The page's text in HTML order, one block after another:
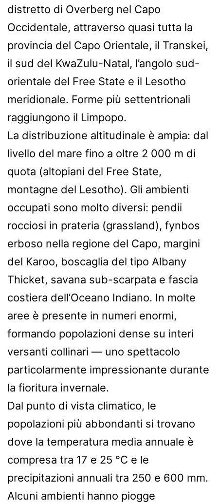
distretto di Overberg nel Capo
Occidentale, attraverso quasi tutta la
provincia del Capo Orientale, il Transkei,
il sud del KwaZulu-Natal, l’angolo sud-
orientale del Free State e il Lesotho
meridionale. Forme più settentrionali
raggiungono il Limpopo.
La distribuzione altitudinale è ampia: dal
livello del mare fino a oltre 2 000 m di
quota (altopiani del Free State,
montagne del Lesotho). Gli ambienti
occupati sono molto diversi: pendii
rocciosi in prateria (grassland), fynbos
erboso nella regione del Capo, margini
del Karoo, boscaglia del tipo Albany
Thicket, savana sub-scarpata e fascia
costiera dell’Oceano Indiano. In molte
aree è presente in numeri enormi,
formando popolazioni dense su interi
versanti collinari — uno spettacolo
particolarmente impressionante durante
la fioritura invernale.
Dal punto di vista climatico, le
popolazioni più abbondanti si trovano
dove la temperatura media annuale è
compresa tra 17 e 25 °C e le
precipitazioni annuali tra 250 e 600 mm.
Alcuni ambienti hanno piogge